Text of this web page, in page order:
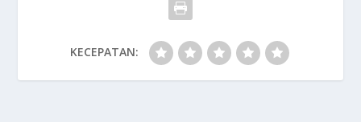
KECEPATAN: